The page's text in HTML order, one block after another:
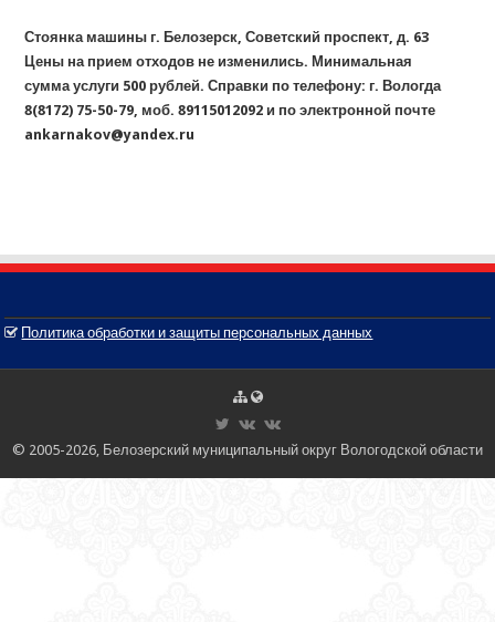
Стоянка машины г. Белозерск, Советский проспект, д. 63
Цены на прием отходов не изменились. Минимальная
сумма услуги 500 рублей. Справки по телефону: г. Вологда
8(8172) 75-50-79, моб.89115012092 и по электронной почте
ankarnakov@yandex.ru
Политика обработки и защиты персональных данных
© 2005-2026, Белозерский муниципальный округ Вологодской области